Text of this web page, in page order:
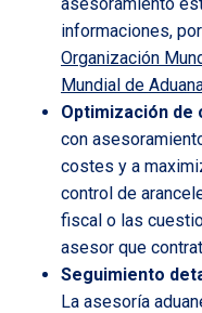
informaciones,
Organización
Mundial de
Optimización
con
costes y a
control de
fiscal o las
asesor que
Seguimiento
La asesoría